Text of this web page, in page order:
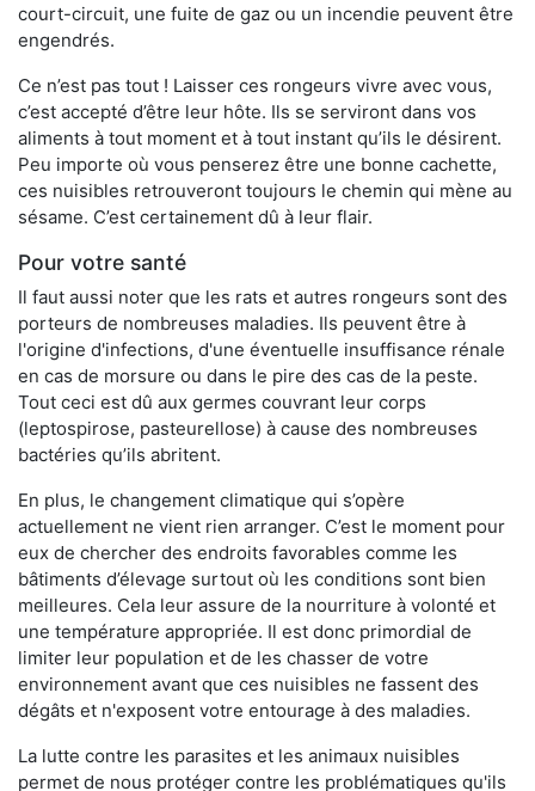
court-circuit, une fuite de gaz ou un incendie peuvent être
engendrés.
Ce n’est pas tout ! Laisser ces rongeurs vivre avec vous,
c’est accepté d’être leur hôte. Ils se serviront dans vos
aliments à tout moment et à tout instant qu’ils le désirent.
Peu importe où vous penserez être une bonne cachette,
ces nuisibles retrouveront toujours le chemin qui mène au
sésame. C’est certainement dû à leur flair.
Pour votre santé
Il faut aussi noter que les rats et autres rongeurs sont des
porteurs de nombreuses maladies. Ils peuvent être à
l'origine d'infections, d'une éventuelle insuffisance rénale
en cas de morsure ou dans le pire des cas de la peste.
Tout ceci est dû aux germes couvrant leur corps
(leptospirose, pasteurellose) à cause des nombreuses
bactéries qu’ils abritent.
En plus, le changement climatique qui s’opère
actuellement ne vient rien arranger. C’est le moment pour
eux de chercher des endroits favorables comme les
bâtiments d’élevage surtout où les conditions sont bien
meilleures. Cela leur assure de la nourriture à volonté et
une température appropriée. Il est donc primordial de
limiter leur population et de les chasser de votre
environnement avant que ces nuisibles ne fassent des
dégâts et n'exposent votre entourage à des maladies.
La lutte contre les parasites et les animaux nuisibles
permet de nous protéger contre les problématiques qu'ils